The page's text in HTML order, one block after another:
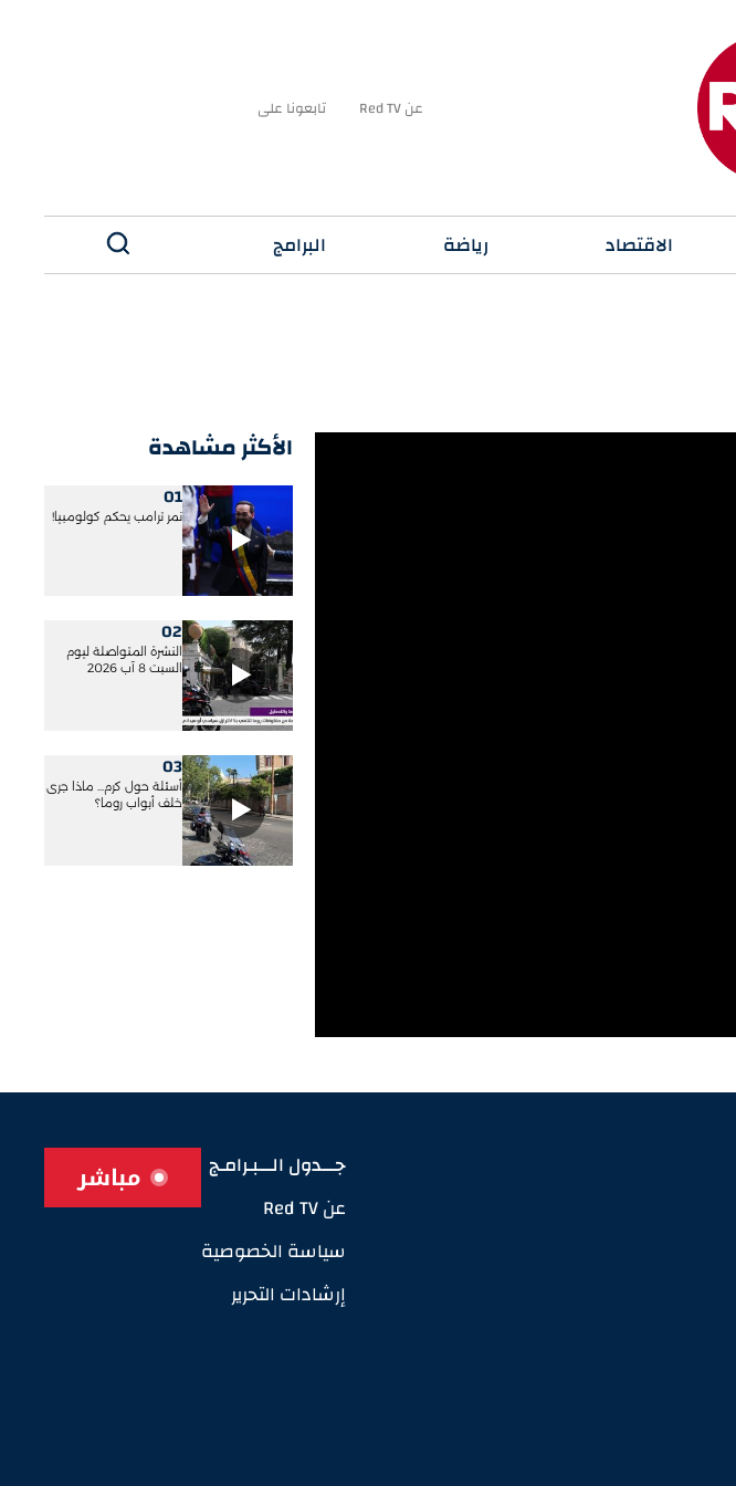
عن Red TV تابعونا على
الاقتصاد رياضة البرامج
الأكثر مشاهدة
01
نمر ترامب يحكم كولومبيا!
02
النشرة المتواصلة ليوم
السبت 8 آب 2026
03
أسئلة حول كرم... ماذا جرى
خلف أبواب روما؟
جـــدول الـــبـرامـج
عن Red TV
سياسة الخصوصية
إرشادات التحرير
مباشر